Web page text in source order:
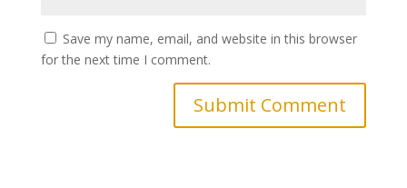
Save my name, email, and website in this browser
for the next time I comment.